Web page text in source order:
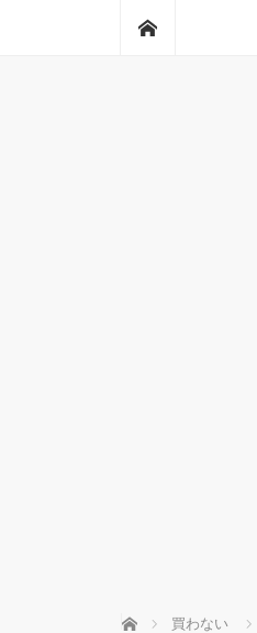
ホーム 買わない